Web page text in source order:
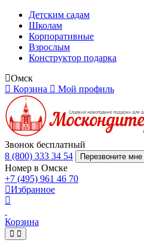
Детским садам
Школам
Корпоративные
Взрослым
Конструктор подарка
Омск
Корзина
Мой профиль
Звонок бесплатный
8 (800) 333 34 54
Перезвоните мне
Номер в Омске
+7 (495) 961 46 70
Избранное
Корзина